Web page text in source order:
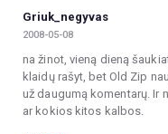
Griuk_negyvas
2008-05-08
na žinot, vieną dieną
klaidų rašyt, bet Old Zip
už daugumą komentarų. Ir
ar kokios kitos kalbos.